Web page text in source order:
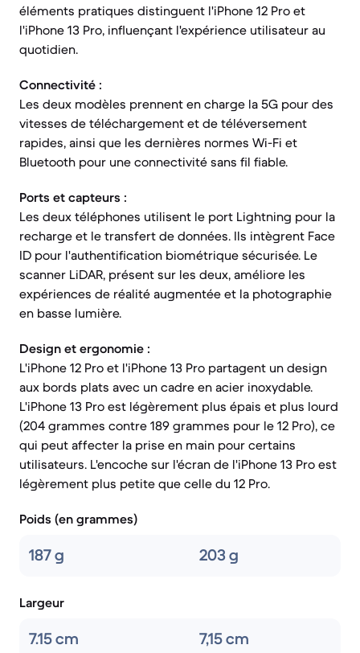
éléments pratiques distinguent l'iPhone 12 Pro et
l'iPhone 13 Pro, influençant l'expérience utilisateur au
quotidien.
Connectivité :
Les deux modèles prennent en charge la 5G pour des
vitesses de téléchargement et de téléversement
rapides, ainsi que les dernières normes Wi-Fi et
Bluetooth pour une connectivité sans fil fiable.
Ports et capteurs :
Les deux téléphones utilisent le port Lightning pour la
recharge et le transfert de données. Ils intègrent Face
ID pour l'authentification biométrique sécurisée. Le
scanner LiDAR, présent sur les deux, améliore les
expériences de réalité augmentée et la photographie
en basse lumière.
Design et ergonomie :
L'iPhone 12 Pro et l'iPhone 13 Pro partagent un design
aux bords plats avec un cadre en acier inoxydable.
L'iPhone 13 Pro est légèrement plus épais et plus lourd
(204 grammes contre 189 grammes pour le 12 Pro), ce
qui peut affecter la prise en main pour certains
utilisateurs. L'encoche sur l'écran de l'iPhone 13 Pro est
légèrement plus petite que celle du 12 Pro.
Poids (en grammes)
187 g 203 g
Largeur
7.15 cm 7,15 cm